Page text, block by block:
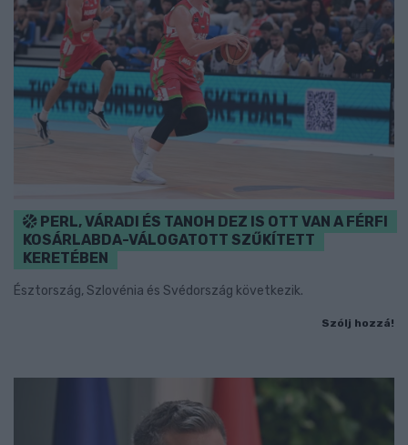
PERL, VÁRADI ÉS TANOH DEZ IS OTT VAN A FÉRFI
KOSÁRLABDA-VÁLOGATOTT SZŰKÍTETT
KERETÉBEN
Észtország, Szlovénia és Svédország következik.
Szólj hozzá!